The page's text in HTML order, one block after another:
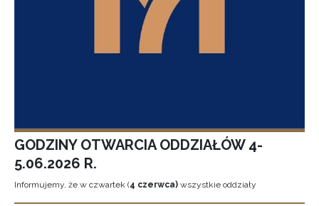
GODZINY OTWARCIA ODDZIAŁÓW 4-
5.06.2026 R.
Informujemy, że w czwartek (4 czerwca) wszystkie oddziały